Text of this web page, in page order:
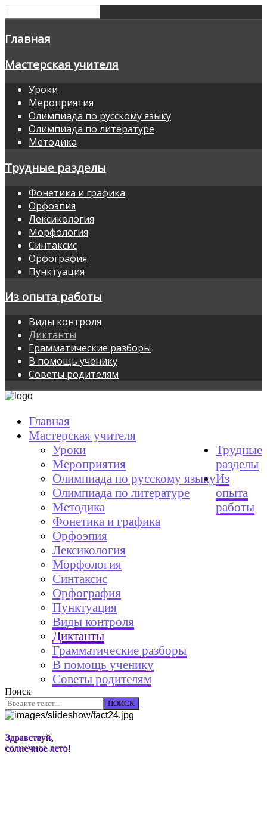
Главная
Мастерская учителя
Уроки
Мероприятия
Олимпиада по русскому языку
Олимпиада по литературе
Методика
Трудные разделы
Фонетика и графика
Орфоэпия
Лексикология
Морфология
Синтаксис
Орфография
Пунктуация
Из опыта работы
Виды контроля
Диктанты
Грамматические разборы
В помощь ученику
Советы родителям
Главная
Мастерская учителя
Уроки
Мероприятия
Олимпиада по русскому языку
Олимпиада по литературе
Методика
Трудные
разделы
Фонетика и графика
Орфоэпия
Лексикология
Морфология
Синтаксис
Орфография
Пунктуация
Из
опыта
работы
Виды контроля
Диктанты
Грамматические разборы
В помощь ученику
Советы родителям
Поиск
ПОИСК
Здравствуй,
солнечное лето!